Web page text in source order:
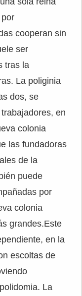
cooperan sin
ser
tras la
La poliginia
dos, se
en
colonia
las fundadoras
de la
puede
por
colonia
grandes.Este
en la
escoltas de
La